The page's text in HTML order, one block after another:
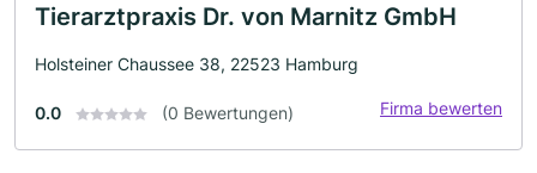
Tierarztpraxis Dr. von Marnitz GmbH
Holsteiner Chaussee 38, 22523 Hamburg
0.0 (0 Bewertungen) Firma bewerten